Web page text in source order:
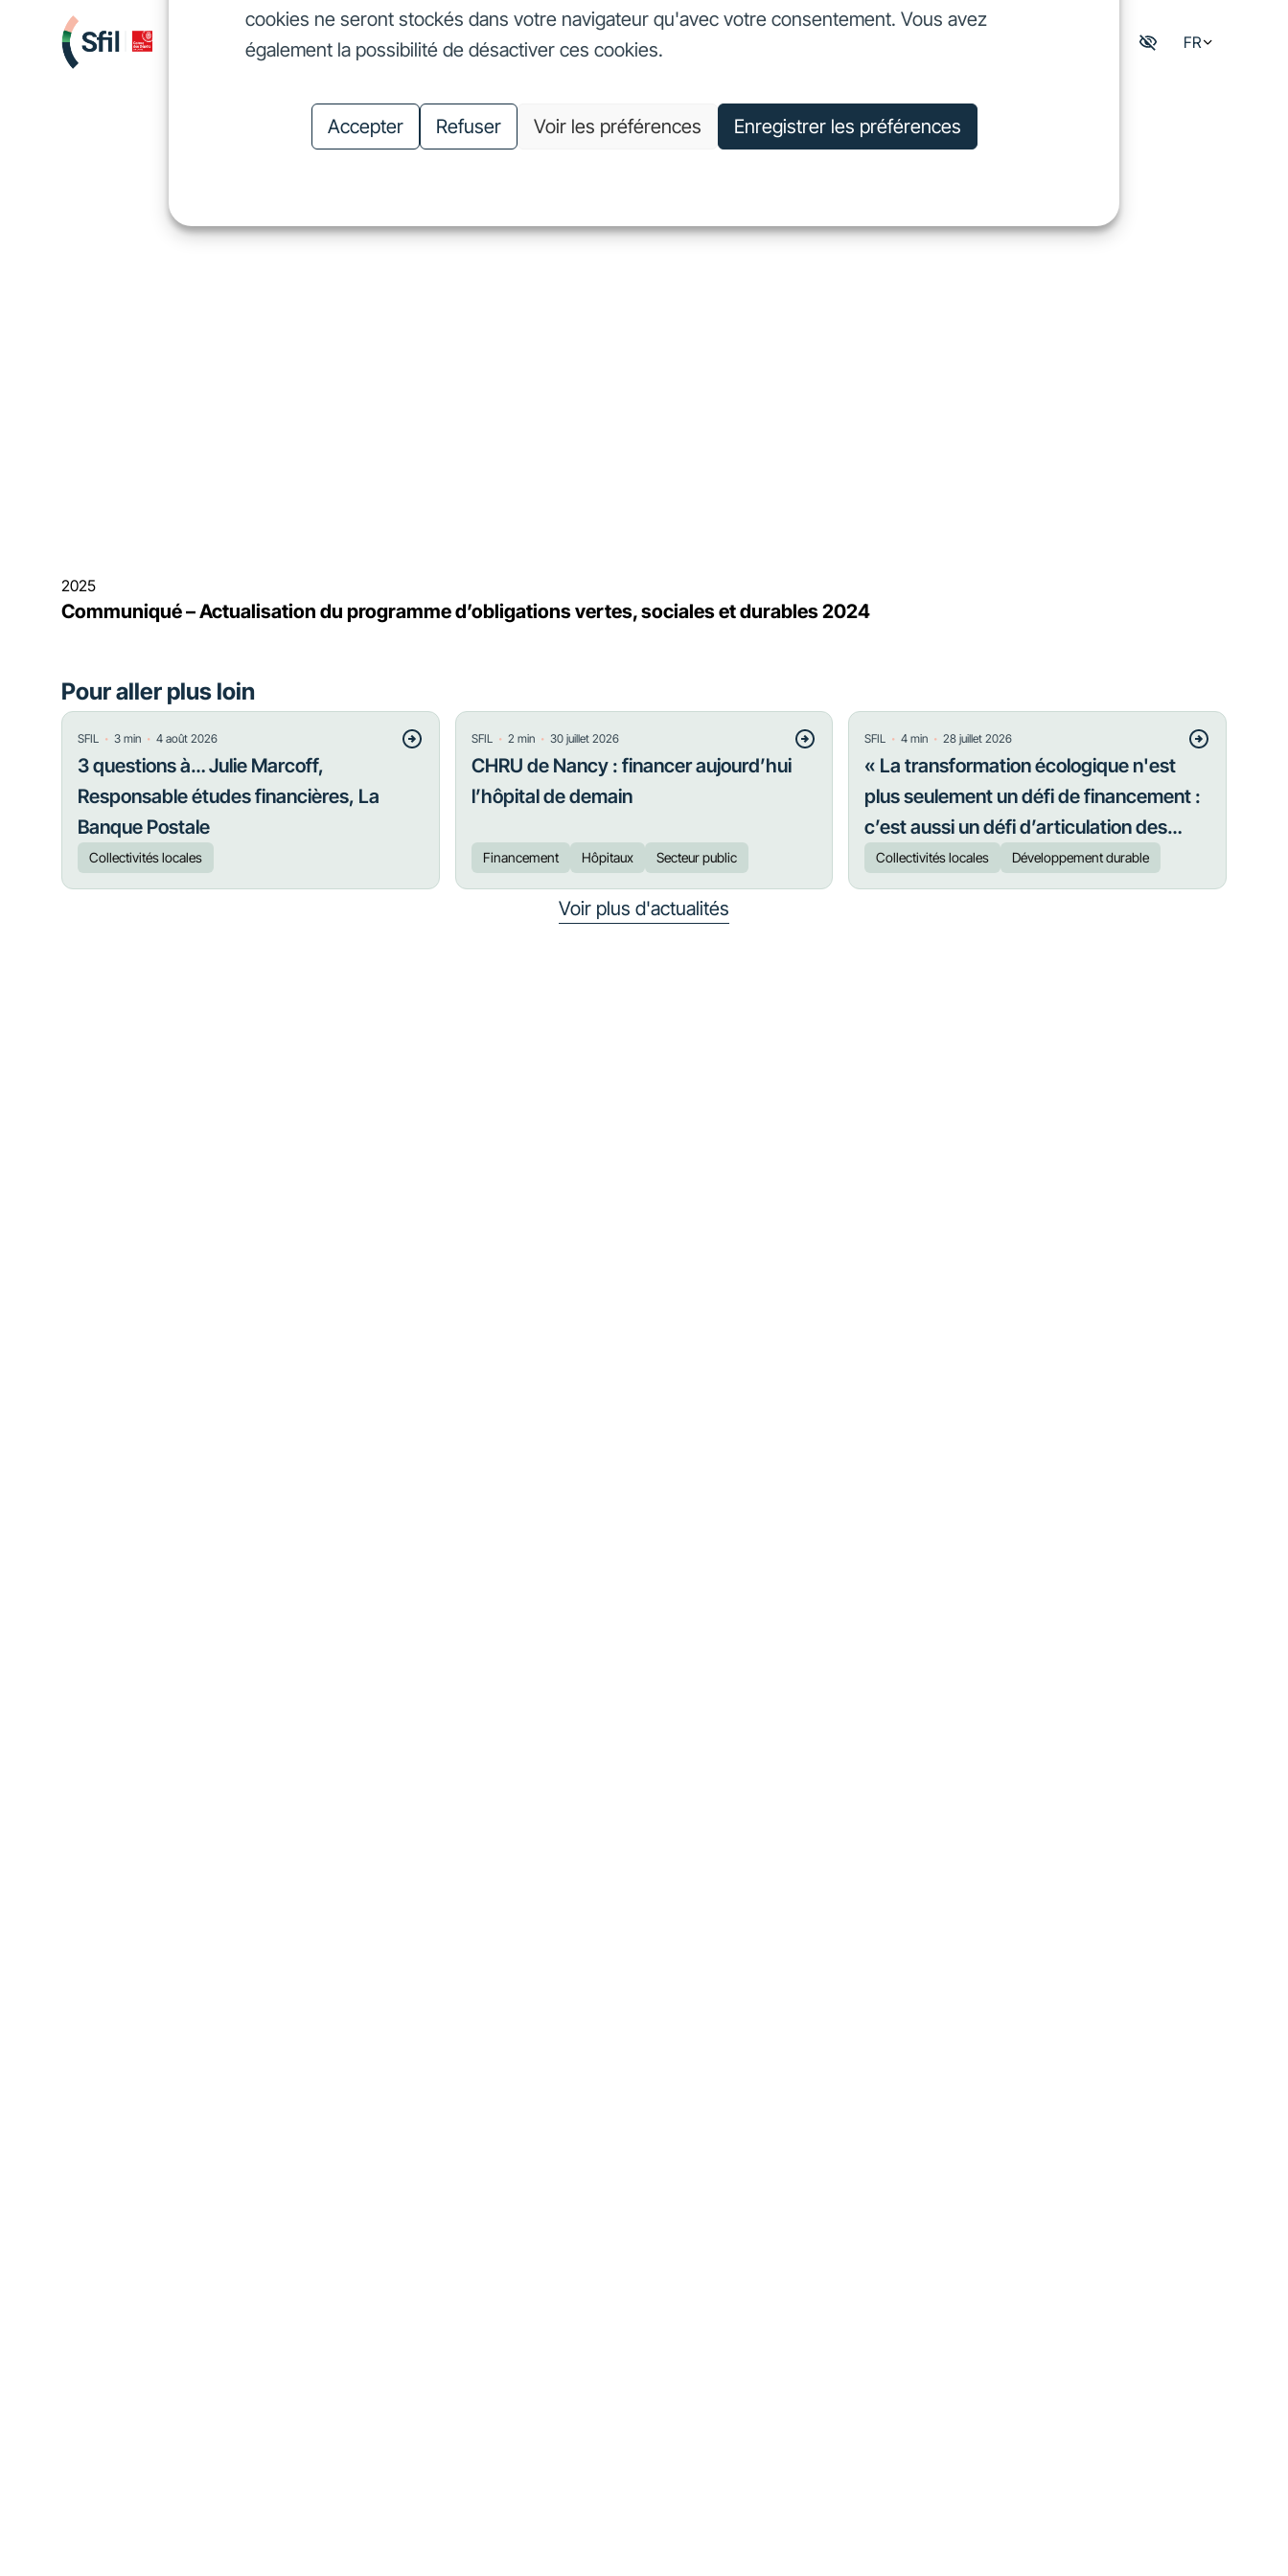
cookies ne seront stockés dans votre navigateur qu'avec votre consentement. Vous avez
également la possibilité de désactiver ces cookies.
Accepter Refuser Voir les préférences Enregistrer les préférences
Nous finançons
Nous finançons
Investisseurs
Investisseurs
Nos engagements
Nos engagements
Nous connaître FR
2025
Communiqué – Actualisation du programme d’obligations vertes, sociales et durables 2024
Pour aller plus loin
SFIL ・ 3 min ・ 4 août 2026
3 questions à… Julie Marcoff,
Responsable études financières, La
Banque Postale
Collectivités locales
SFIL・ 2 min・ 30 juillet 2026
CHRU de Nancy : financer aujourd’hui
l’hôpital de demain
Financement Hôpitaux Secteur public
SFIL ・4 min ・28 juillet 2026
« La transformation écologique n'est
plus seulement un défi de financement :
c’est aussi un défi d’articulation des
priorités »
Collectivités locales Développement durable
Voir plus d'actualités